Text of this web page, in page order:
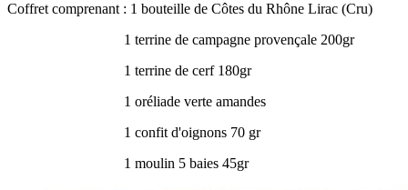
Coffret comprenant : 1 bouteille de Côtes du Rhône Lirac (Cru)
1 terrine de campagne provençale 200gr
1 terrine de cerf 180gr
1 oréliade verte amandes
1 confit d'oignons 70 gr
1 moulin 5 baies 45gr